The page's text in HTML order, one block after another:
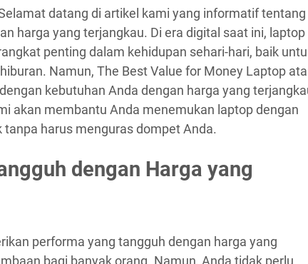
datang di artikel kami yang informatif tentang
harga yang terjangkau. Di era digital saat ini, laptop
penting dalam kehidupan sehari-hari, baik
Namun, The Best Value for Money Laptop
kebutuhan Anda dengan harga yang
akan membantu Anda menemukan laptop dengan
harus menguras dompet Anda.
dengan Harga yang
performa yang tangguh dengan harga yang
bagi banyak orang. Namun, Anda tidak perlu